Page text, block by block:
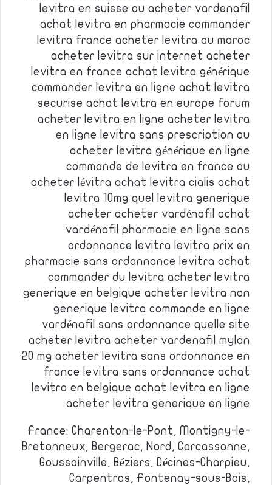
levitra en suisse ou acheter vardenafil
achat levitra en pharmacie commander
levitra france acheter levitra au maroc
acheter levitra sur internet acheter
levitra en france achat levitra générique
commander levitra en ligne achat levitra
securise achat levitra en europe forum
acheter levitra en ligne acheter levitra
en ligne levitra sans prescription ou
acheter levitra générique en ligne
commande de levitra en france ou
acheter lévitra achat levitra cialis achat
levitra 10mg quel levitra generique
acheter acheter vardénafil achat
vardénafil pharmacie en ligne sans
ordonnance levitra levitra prix en
pharmacie sans ordonnance levitra achat
commander du levitra acheter levitra
generique en belgique acheter levitra non
generique levitra commande en ligne
vardénafil sans ordonnance quelle site
acheter levitra acheter vardenafil mylan
20 mg acheter levitra sans ordonnance en
france levitra sans ordonnance achat
levitra en belgique achat levitra en ligne
acheter levitra generique en ligne
France: Charenton-le-Pont, Montigny-le-
Bretonneux, Bergerac, Nord, Carcassonne,
Goussainville, Béziers, Décines-Charpieu,
Carpentras, Fontenay-sous-Bois,